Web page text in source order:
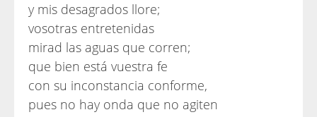
y mis desagrados llore;
vosotras entretenidas
mirad las aguas que corren;
que bien está vuestra fe
con su inconstancia conforme,
pues no hay onda que no agiten